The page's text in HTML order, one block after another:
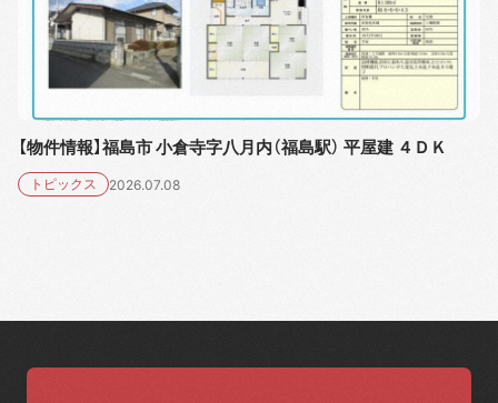
【物件情報】福島市 小倉寺字八月内（福島駅） 平屋建 ４ＤＫ
トピックス 2026.07.08